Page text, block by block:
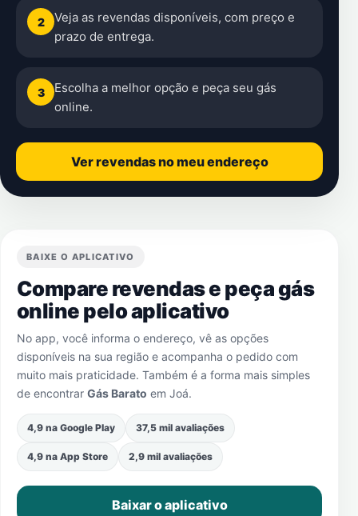
2
Veja as revendas disponíveis, com preço e
prazo de entrega.
3
Escolha a melhor opção e peça seu gás
online.
Ver revendas no meu endereço
BAIXE O APLICATIVO
Compare revendas e peça gás
online pelo aplicativo
No app, você informa o endereço, vê as opções
disponíveis na sua região e acompanha o pedido com
muito mais praticidade. Também é a forma mais simples
de encontrar Gás Barato em Joá.
4,9 na Google Play 37,5 mil avaliações
4,9 na App Store 2,9 mil avaliações
Baixar o aplicativo